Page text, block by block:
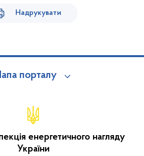
Надрукувати
порталу
енергетичного нагляду
України